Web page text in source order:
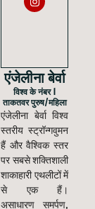
एंजेलीना बेर्वा
विश्व के नंबर 1
ताकतवर पुरुष/महिला
एंजेलीना बेर्वा विश्व
स्तरीय स्ट्रॉन्गवुमन
हैं और वैश्विक स्तर
पर सबसे शक्तिशाली
शाकाहारी एथलीटों में
से एक हैं।
असाधारण समर्पण,